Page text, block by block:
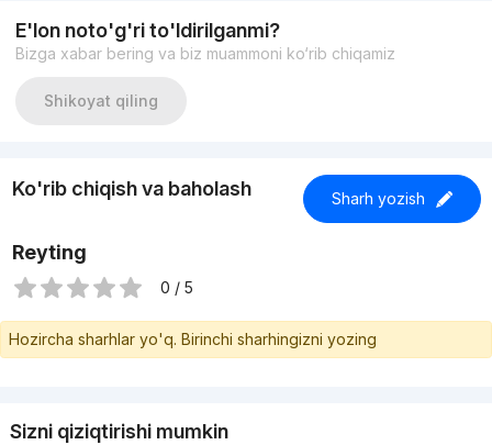
E'lon noto'g'ri to'ldirilganmi?
Bizga xabar bering va biz muammoni ko‘rib chiqamiz
Shikoyat qiling
Ko'rib chiqish va baholash Sharh yozish
Reyting
0 / 5
Hozircha sharhlar yo'q. Birinchi sharhingizni yozing
Sizni qiziqtirishi mumkin